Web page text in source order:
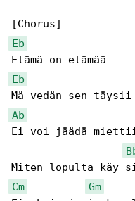
Eb
Eb
Ab
Ei voi jäädä
Cm
Gm